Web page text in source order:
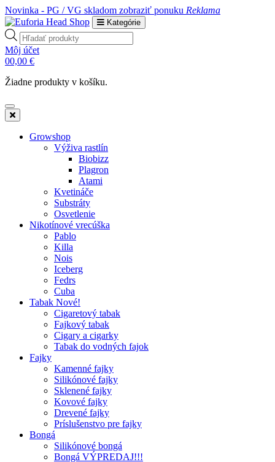
Novinka - PG / VG skladom zobraziť ponuku Reklama
Kategórie
Products
search
Môj účet
00,00 €
Žiadne produkty v košíku.
Growshop
Výživa rastlín
Biobizz
Plagron
Atami
Kvetináče
Substráty
Osvetlenie
Nikotínové vrecúška
Pablo
Killa
Nois
Iceberg
Fedrs
Cuba
Tabak Nové!
Cigaretový tabak
Fajkový tabak
Cigary a cigarky
Tabak do vodných fajok
Fajky
Kamenné fajky
Silikónové fajky
Sklenené fajky
Kovové fajky
Drevené fajky
Príslušenstvo pre fajky
Bongá
Silikónové bongá
Bongá VÝPREDAJ!!!